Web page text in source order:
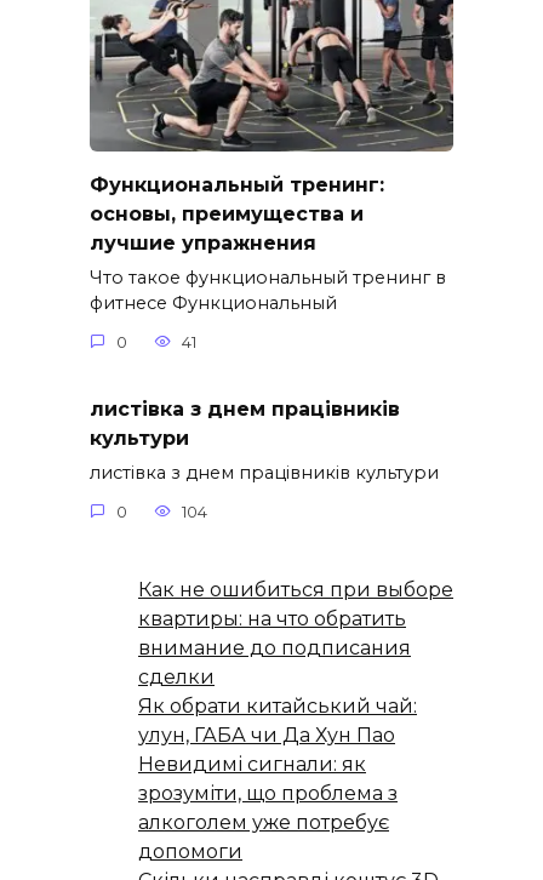
Функциональный тренинг:
основы, преимущества и
лучшие упражнения
Что такое функциональный тренинг в
фитнесе Функциональный
0 41
листівка з днем працівників
культури
листівка з днем працівників культури
0 104
Как не ошибиться при выборе
квартиры: на что обратить
внимание до подписания
сделки
Як обрати китайський чай:
улун, ГАБА чи Да Хун Пао
Невидимі сигнали: як
зрозуміти, що проблема з
алкоголем уже потребує
допомоги